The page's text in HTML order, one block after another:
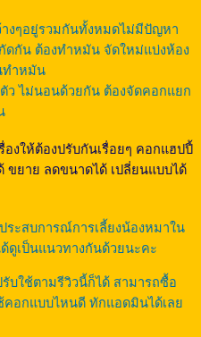
งๆอยู่รวมกันทั้งหมดไม่มีปัญหา
ดกัน ต้องทำหมัน จัดใหม่แบ่งห้อง
ทำหมัน
ว ไม่นอนด้วยกัน ต้องจัดคอกแยก
องให้ต้องปรับกันเรื่อยๆ คอกแฮปปี้
ขยาย ลดขนาดได้ เปลี่ยนแบบได้
สบการณ์การเลี้ยงน้องหมาใน
ดูเป็นแนวทางกันด้วยนะคะ
บใช้ตามรีวิวนี้ก็ได้ สามารถซื้อ
คอกแบบไหนดี ทักแอดมินได้เลย